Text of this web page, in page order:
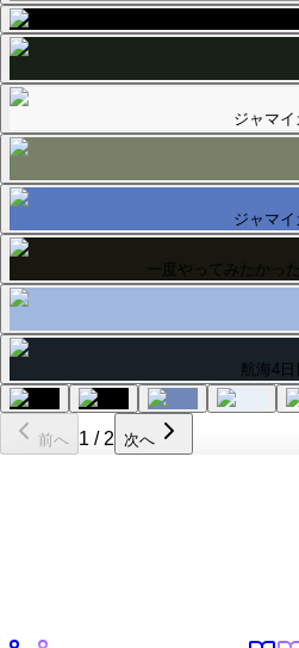
ジャマ
ジャマ
一度やってみたかっ
航海4
前へ 1 / 2 次へ